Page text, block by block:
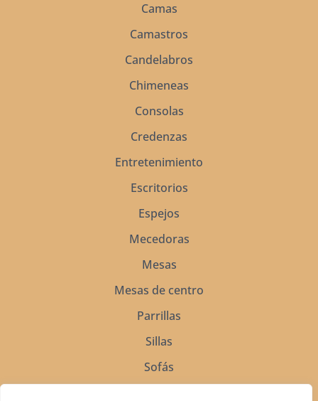
Camas
Camastros
Candelabros
Chimeneas
Consolas
Credenzas
Entretenimiento
Escritorios
Espejos
Mecedoras
Mesas
Mesas de centro
Parrillas
Sillas
Sofás